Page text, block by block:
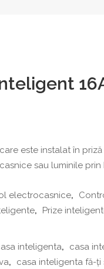
este instalat în
sau luminile prin
electrocasnice,
, Prize
inteligenta, casa
, casa inteligenta fă-ți